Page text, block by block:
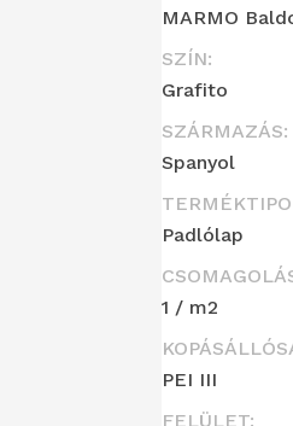
MARMO
SZÍN:
Grafito
SZÁRMAZÁS:
Spanyol
Padlólap
1 / m2
PEI III
FELÜLET: